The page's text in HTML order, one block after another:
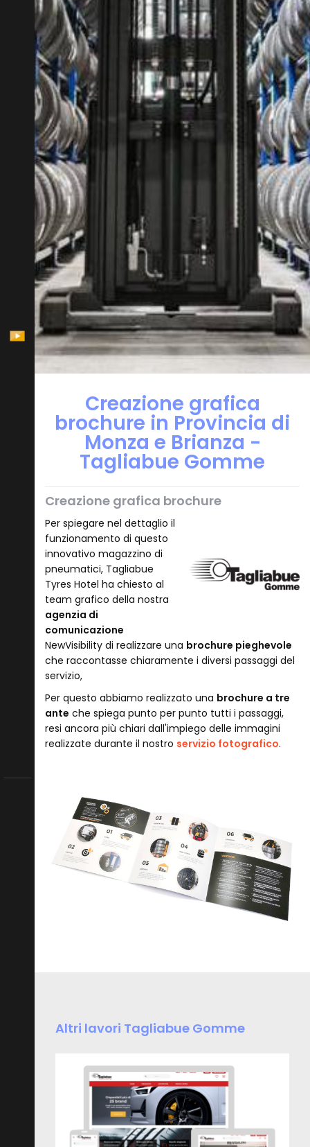
Creazione grafica
brochure in Provincia di
Monza e Brianza -
Tagliabue Gomme
Creazione grafica brochure
Per spiegare nel dettaglio il
funzionamento di questo
innovativo magazzino di
pneumatici, Tagliabue
Tyres Hotel ha chiesto al
team grafico della nostra
agenzia di
comunicazione
NewVisibility di realizzare una brochure pieghevole
che raccontasse chiaramente i diversi passaggi del
servizio,
Per questo abbiamo realizzato una brochure a tre
ante che spiega punto per punto tutti i passaggi,
resi ancora più chiari dall'impiego delle immagini
realizzate durante il nostro servizio fotografico.
Altri lavori Tagliabue Gomme